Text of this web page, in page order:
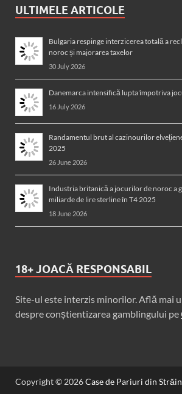
ULTIMELE ARTICOLE
Bulgaria respinge interzicerea totală a
noroc și majorarea taxelor
30 July 2026
Danemarca intensifică lupta împotriva
16 July 2026
Randamentul brut al cazinourilor
2025
26 June 2026
Industria britanică a jocurilor de noroc a
miliarde de lire sterline în T4 2025
18 June 2026
18+ JOACĂ RESPONSABIL
Site-ul este interzis minorilor. Află mai
despre conștientizarea gamblingului pe
Copyright © 2026Case de Pariuri din